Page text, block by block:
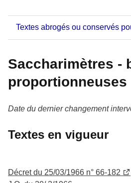
Textes abrogés ou conservés
Saccharimètres -
proportionneuses
Date du dernier changement
Textes en vigueur
Décret du 25/03/1966 n° 66-182